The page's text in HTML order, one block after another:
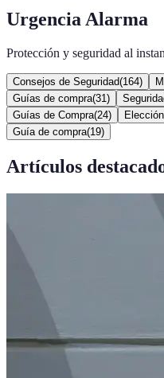
Urgencia Alarma
Protección y seguridad al
Consejos de Seguridad(164)
Guías de compra(31 )
Guías de Compra(24)
Guía de compra(19)
Artículos